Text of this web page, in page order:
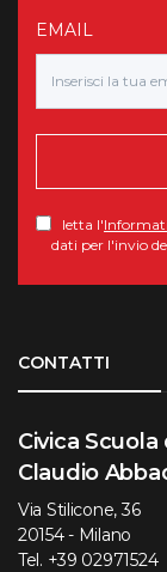
EMAIL
letta l'
dati per l'invio
CONTATTI
Civica Scuola
Claudio
Via Stilicone, 36
20154 - Milano
Tel. +39 02971524